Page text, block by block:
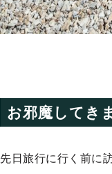
お邪魔してき
先日旅行に行く前に